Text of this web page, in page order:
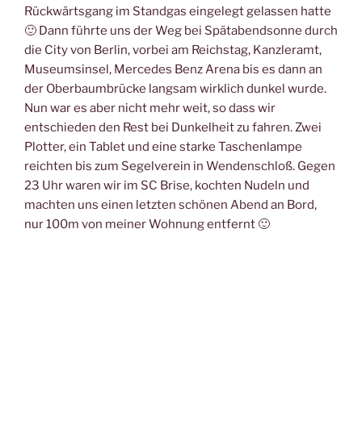
Rückwärtsgang im Standgas eingelegt gelassen hatte
🙂 Dann führte uns der Weg bei Spätabendsonne durch
die City von Berlin, vorbei am Reichstag, Kanzleramt,
Museumsinsel, Mercedes Benz Arena bis es dann an
der Oberbaumbrücke langsam wirklich dunkel wurde.
Nun war es aber nicht mehr weit, so dass wir
entschieden den Rest bei Dunkelheit zu fahren. Zwei
Plotter, ein Tablet und eine starke Taschenlampe
reichten bis zum Segelverein in Wendenschloß. Gegen
23 Uhr waren wir im SC Brise, kochten Nudeln und
machten uns einen letzten schönen Abend an Bord,
nur 100m von meiner Wohnung entfernt 🙂